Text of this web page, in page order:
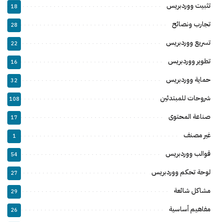
تثبيت ووردبريس 18
تجارب ونصائح 28
تسريع ووردبريس 22
تطوير ووردبريس 16
حماية ووردبريس 32
شروحات للمبتدئين 108
صناعة المحتوى 17
غير مصنف 1
قوالب ووردبريس 54
لوحة تحكم ووردبريس 27
مشاكل شائعة 29
مفاهيم أساسية 26